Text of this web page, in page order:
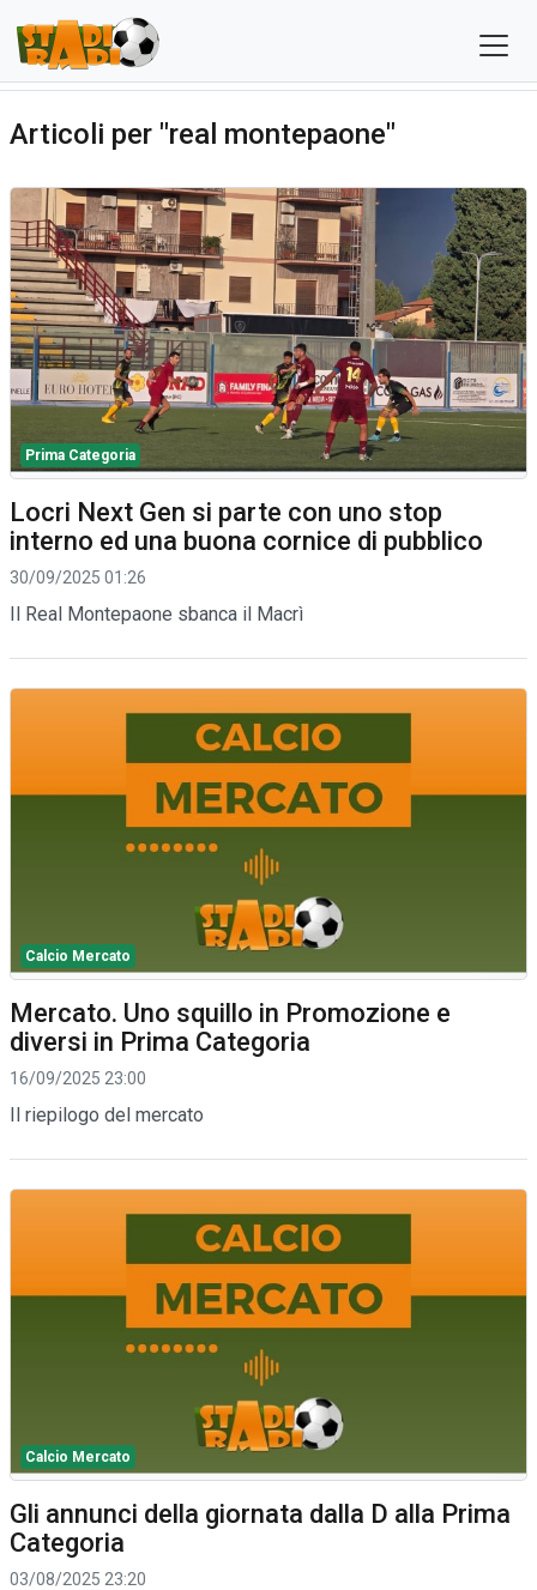
Articoli per "real montepaone"
Prima Categoria
Locri Next Gen si parte con uno stop
interno ed una buona cornice di pubblico
30/09/2025 01:26
Il Real Montepaone sbanca il Macrì
Calcio Mercato
Mercato. Uno squillo in Promozione e
diversi in Prima Categoria
16/09/2025 23:00
Il riepilogo del mercato
Calcio Mercato
Gli annunci della giornata dalla D alla Prima
Categoria
03/08/2025 23:20